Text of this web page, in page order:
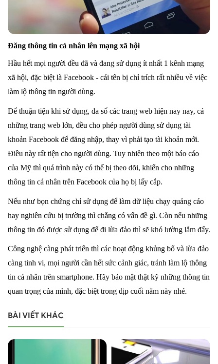
Đăng thông tin cá nhân lên mạng xã hội
Hầu hết mọi người đều đã và đang sử dụng ít nhất 1 kênh mạng
xã hội, đặc biệt là Facebook - cái tên bị chỉ trích rất nhiều về việc
làm lộ thông tin người dùng.
Để thuận tiện khi sử dụng, đa số các trang web hiện nay nay, cả
những trang web lớn, đều cho phép người dùng sử dụng tài
khoản Facebook để đăng nhập, thay vì phải tạo tài khoản mới.
Điều này rất tiện cho người dùng. Tuy nhiên theo một báo cáo
của Mỹ thì quá trình này có thể bị theo dõi, khiến cho những
thông tin cá nhân trên Facebook của họ bị lấy cắp.
Nếu như bọn chứng chỉ sử dụng để làm dữ liệu chạy quảng cáo
hay nghiên cứu bị trường thì chẳng có vấn đề gì. Còn nếu những
thông tin đó được sử dụng để đi lừa đảo thì sẽ khó lường lắm đấy.
Công nghệ càng phát triển thì các hoạt động khủng bố và lừa đảo
càng tinh vi, mọi người cần hết sức cảnh giác, tránh làm lộ thông
tin cá nhân trên smartphone. Hãy bảo mật thật kỹ những thông tin
quan trọng của mình, đặc biệt trong dịp cuối năm này nhé.
BÀI VIẾT KHÁC